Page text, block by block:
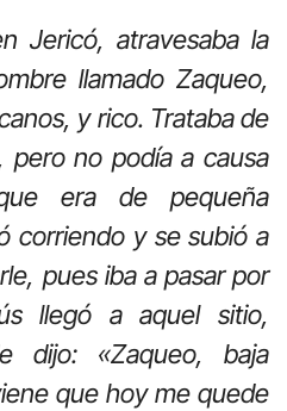
Jericó, atravesaba la
llamado Zaqueo,
y rico. Trataba de
pero no podía a causa
era de pequeña
corriendo y se subió a
pues iba a pasar por
llegó a aquel sitio,
dijo: «Zaqueo, baja
que hoy me quede